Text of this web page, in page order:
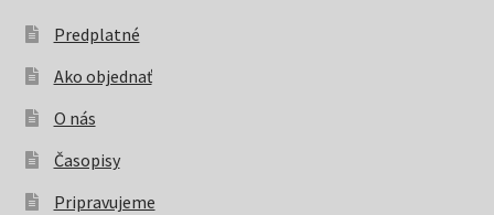
Predplatné
Ako objednať
O nás
Časopisy
Pripravujeme